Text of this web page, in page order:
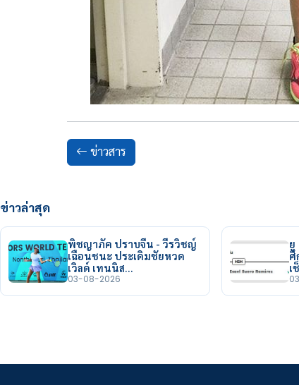
ข่าวสาร
ข่าวล่าสุด
พิชญาภัค ปราบจีน - วีรวิชญ์
เฉือนชนะ ประเดิมชัยหวด
เวิลด์ เทนนิส…
03-08-2026
ยู
ศึ
เ